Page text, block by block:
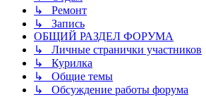
↳ Ремонт
↳ Запись
ОБЩИЙ РАЗДЕЛ ФОРУМА
↳ Личные странички участников
↳ Курилка
↳ Общие темы
↳ Обсуждение работы форума